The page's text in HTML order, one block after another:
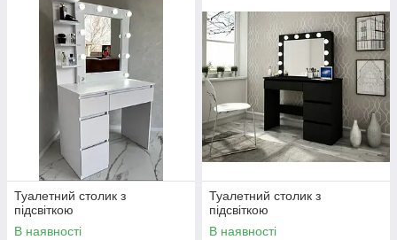
Туалетний столик з
підсвіткою
В наявності
Туалетний столик з
підсвіткою
В наявності